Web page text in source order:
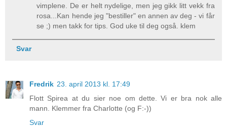
vimplene. De er helt nydelige, men jeg gikk litt vekk fra
rosa...Kan hende jeg "bestiller" en annen av deg - vi får
se ;) men takk for tips. God uke til deg også. klem
Svar
Fredrik 23. april 2013 kl. 17:49
Flott Spirea at du sier noe om dette. Vi er bra nok alle
mann. Klemmer fra Charlotte (og F:-))
Svar